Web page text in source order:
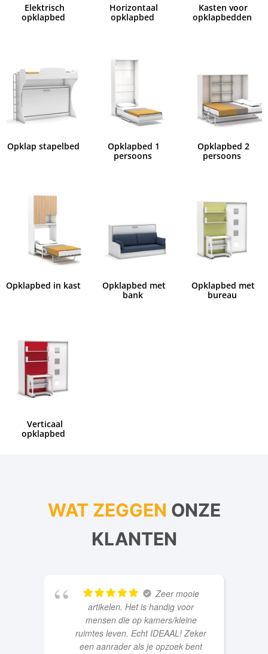
Elektrisch
opklapbed
Horizontaal
opklapbed
Kasten voor
opklapbedden
Opklap stapelbed
Opklapbed 1
persoons
Opklapbed 2
persoons
Opklapbed in kast
Opklapbed met
bank
Opklapbed met
bureau
Verticaal
opklapbed
WAT ZEGGEN ONZE
KLANTEN
Zeer mooie
artikelen. Het is handig voor
mensen die op kamers/kleine
ruimtes leven. Echt IDEAAL! Zeker
een aanrader als je opzoek bent